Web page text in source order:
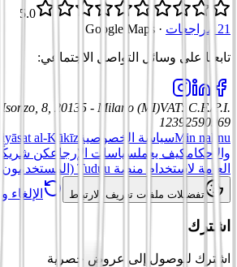
5.0
21 مراجعات
·
Google Maps
تابعنا على وسائل التواصل الاجتماعي:
Isonzo, 8, 20135 - Milano (MI)VAT: C.F./P.I.
12392590969
Min nahnuسياسة الخصوصية al-Kūkīz
والأحكامكيف يعملسياسات الإرجاعكن شريكًا
العامة لاستخدام منصة Tuduu (المستخدمون المهنيون)
تفضيلات ملفات تعريف الارتباط
اشترك
اشترك للوصول إلى عروض حصرية